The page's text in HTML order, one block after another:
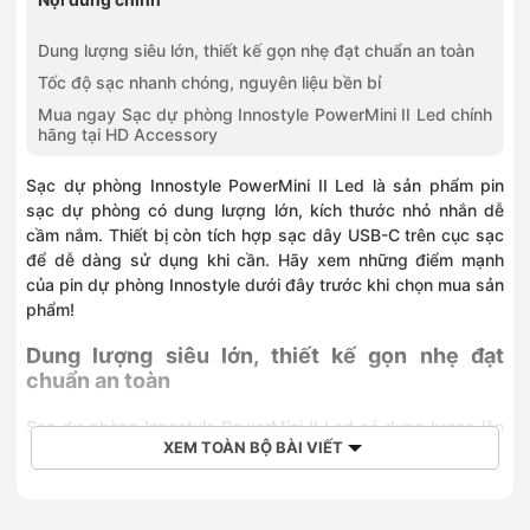
Dung lượng siêu lớn, thiết kế gọn nhẹ đạt chuẩn an toàn
Tốc độ sạc nhanh chóng, nguyên liệu bền bỉ
Mua ngay Sạc dự phòng Innostyle PowerMini II Led chính
hãng tại HD Accessory
Sạc dự phòng Innostyle PowerMini II Led là sản phẩm pin
sạc dự phòng có dung lượng lớn, kích thước nhỏ nhắn dễ
cầm nắm. Thiết bị còn tích hợp sạc dây USB-C trên cục sạc
để dễ dàng sử dụng khi cần. Hãy xem những điểm mạnh
của pin dự phòng Innostyle dưới đây trước khi chọn mua sản
phẩm!
Dung lượng siêu lớn, thiết kế gọn nhẹ đạt
chuẩn an toàn
Sạc dự phòng Innostyle PowerMini II Led có dung lượng lên
đến 10.000 mAh, giúp nạp đầy năng lượng nhanh chóng cho
thiết bị thông minh. Bạn không cần phải mang theo dây cắm
XEM TOÀN BỘ BÀI VIẾT